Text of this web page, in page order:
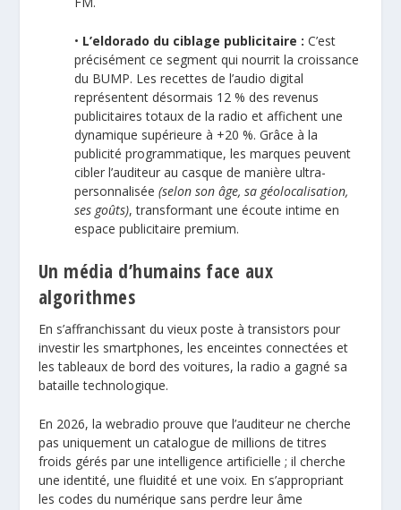
• L’eldorado du ciblage publicitaire : C’est
précisément ce segment qui nourrit la croissance
du BUMP. Les recettes de l’audio digital
représentent désormais 12 % des revenus
publicitaires totaux de la radio et affichent une
dynamique supérieure à +20 %. Grâce à la
publicité programmatique, les marques peuvent
cibler l’auditeur au casque de manière ultra-
personnalisée (selon son âge, sa géolocalisation,
ses goûts), transformant une écoute intime en
espace publicitaire premium.
Un média d’humains face aux
algorithmes
En s’affranchissant du vieux poste à transistors pour
investir les smartphones, les enceintes connectées et
les tableaux de bord des voitures, la radio a gagné sa
bataille technologique.
En 2026, la webradio prouve que l’auditeur ne cherche
pas uniquement un catalogue de millions de titres
froids gérés par une intelligence artificielle ; il cherche
une identité, une fluidité et une voix. En s’appropriant
les codes du numérique sans perdre leur âme